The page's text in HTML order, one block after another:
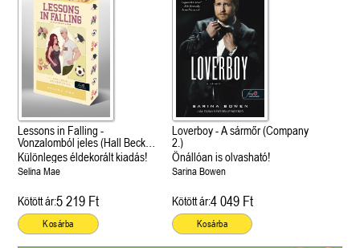
Lessons in Falling -
Vonzalomból jeles (Hall Beck
University 3.)
Különleges éldekorált kiadás!
Selina Mae
Kötött ár:5 219 Ft
Kosárba
Loverboy - A sármőr (Company
2.)
Önállóan is olvasható!
Sarina Bowen
Kötött ár:4 049 Ft
Kosárba